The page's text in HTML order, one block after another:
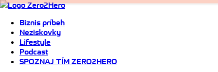
Biznis príbeh
Neziskovky
Lifestyle
Podcast
SPOZNAJ TÍM ZERO2HERO